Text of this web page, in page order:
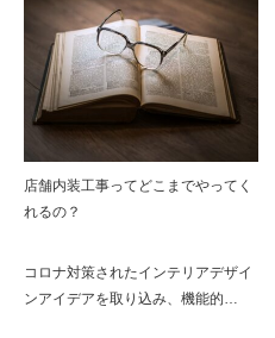
店舗内装工事ってどこまでやってく
れるの？
コロナ対策されたインテリアデザイ
ンアイデアを取り込み、機能的…